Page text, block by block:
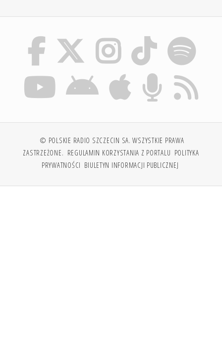
© POLSKIE RADIO SZCZECIN SA. WSZYSTKIE PRAWA
ZASTRZEŻONE. REGULAMIN KORZYSTANIA Z PORTALU POLITYKA
PRYWATNOŚCI BIULETYN INFORMACJI PUBLICZNEJ